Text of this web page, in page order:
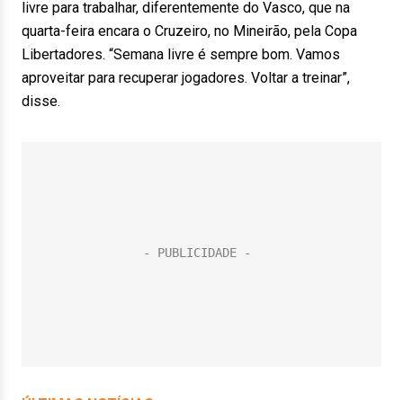
livre para trabalhar, diferentemente do Vasco, que na
quarta-feira encara o Cruzeiro, no Mineirão, pela Copa
Libertadores. “Semana livre é sempre bom. Vamos
aproveitar para recuperar jogadores. Voltar a treinar”,
disse.